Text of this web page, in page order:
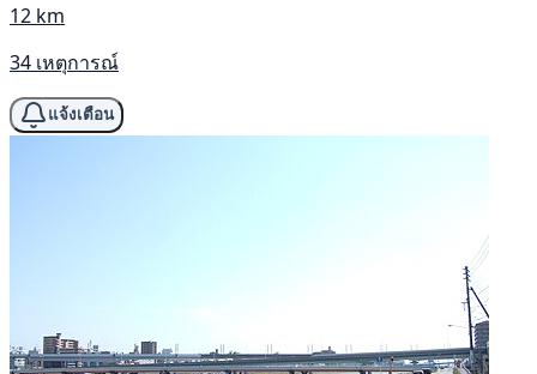
12 km
34 เหตุการณ์
แจ้งเตือน